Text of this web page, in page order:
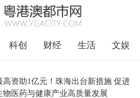
科创 财经 生活 文娱
高资助1亿元！珠海出台新措施 促进
物医药与健康产业高质量发展